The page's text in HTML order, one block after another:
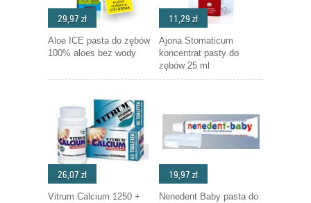
29,97 zł
Aloe ICE pasta do zębów
100% aloes bez wody
11,29 zł
Ajona Stomaticum
koncentrat pasty do
zębów 25 ml
26,07 zł
Vitrum Calcium 1250 +
19,97 zł
Nenedent Baby pasta do